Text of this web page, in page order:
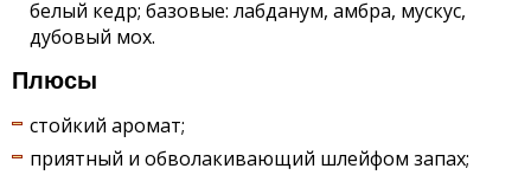
белый кедр; базовые: лабданум, амбра, мускус,
дубовый мох.
Плюсы
стойкий аромат;
приятный и обволакивающий шлейфом запах;